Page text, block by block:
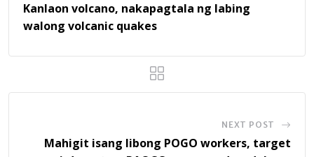
Kanlaon volcano, nakapagtala ng labing
walong volcanic quakes
NEXT POST
Mahigit isang libong POGO workers, target